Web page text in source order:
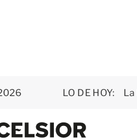
LO DE HOY: La
E
x